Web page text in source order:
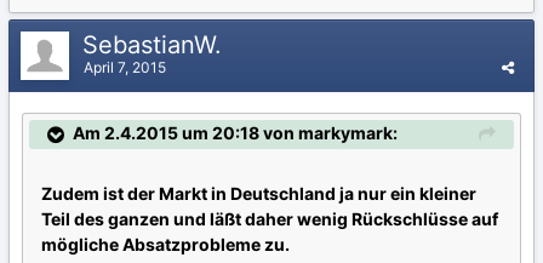
SebastianW.
April 7, 2015
Am 2.4.2015 um 20:18 von markymark:
Zudem ist der Markt in Deutschland ja nur ein kleiner
Teil des ganzen und läßt daher wenig Rückschlüsse auf
mögliche Absatzprobleme zu.